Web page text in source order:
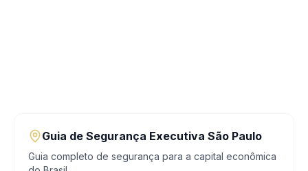
Guia de Segurança Executiva São Paulo
Guia completo de segurança para a capital econômica